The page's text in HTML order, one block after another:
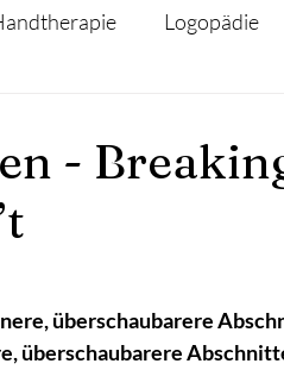
Logopädie
-
überschaubarere
überschaubarere